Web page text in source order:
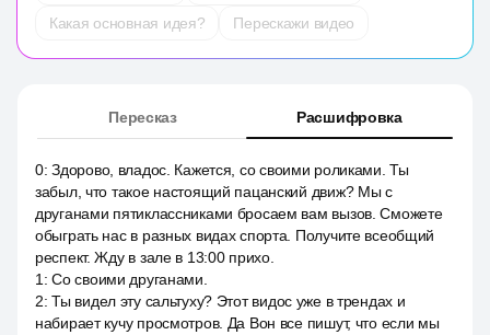
Какая основная идея?
Перескажи видео
Пересказ Расшифровка
0:Здорово, владос. Кажется, со своими роликами. Ты
забыл, что такое настоящий пацанский движ? Мы с
друганами пятиклассниками бросаем вам вызов. Сможете
обыграть нас в разных видах спорта. Получите всеобщий
респект. Жду в зале в 13:00 прихо.
1 :Со своими друганами.
2:Ты видел эту сальтуху? Этот видос уже в трендах и
набирает кучу просмотров. Да Вон все пишут, что если мы